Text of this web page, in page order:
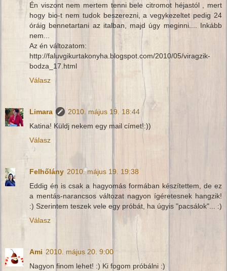
Én viszont nem mertem tenni bele citromot héjastól , mert
hogy bio-t nem tudok beszerezni, a vegykezeltet pedig 24
óráig bennetartani az italban, majd úgy meginni.... Inkább
nem...
Az én változatom:
http://faluvgikurtakonyha.blogspot.com/2010/05/viragzik-
bodza_17.html
Válasz
Limara
2010. május 19. 18:44
Katina! Küldj nekem egy mail címet!:))
Válasz
Felhőlány 2010. május 19. 19:38
Eddig én is csak a hagyomás formában készítettem, de ez
a mentás-narancsos változat nagyon ígéretesnek hangzik!
:) Szerintem teszek vele egy próbát, ha úgyis "pacsálok"... :)
Válasz
Ami 2010. május 20. 9:00
Nagyon finom lehet! :) Ki fogom próbálni :)